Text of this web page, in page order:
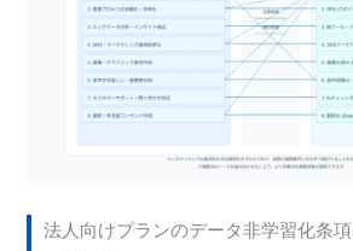
法人向けプランのデータ非学習化条